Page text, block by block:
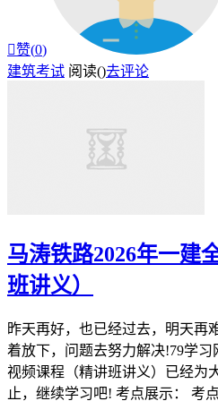
赞(0)
建筑考试 阅读()去评论
马涛铁路2026年一建
班讲义）
昨天再好，也已经过去，明天再
着放下，问题去努力解决!79学习
视频课程（精讲班讲义）已经为
止，继续学习吧! 考点展示： 考